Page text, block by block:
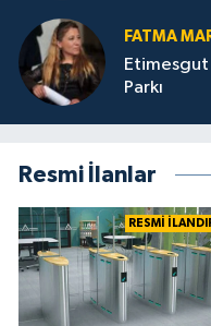
FATMA
Etimesgut
Parkı
Resmi İlanlar
RESMİ